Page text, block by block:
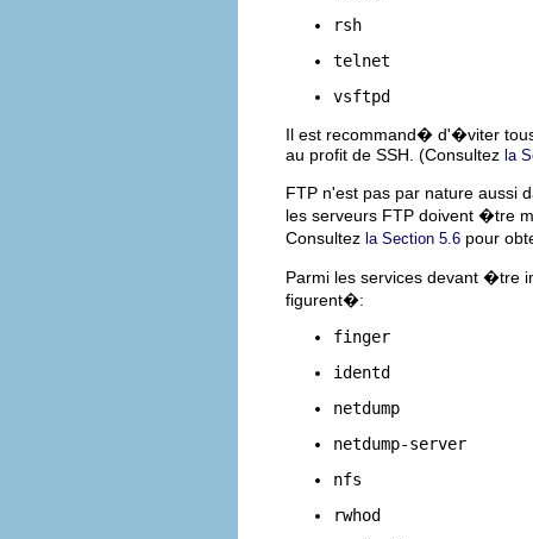
rsh
telnet
vsftpd
Il est recommand� d'�viter
au profit de SSH. (Consultez la
FTP n'est pas par nature aussi
les serveurs FTP doivent �tre
Consultez la Section 5.6 pour
Parmi les services devant
figurent�:
finger
identd
netdump
netdump-server
nfs
rwhod